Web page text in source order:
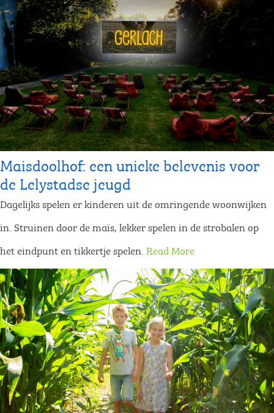
Maisdoolhof: een unieke belevenis voor
de Lelystadse jeugd
Dagelijks spelen er kinderen uit de omringende woonwijken
in. Struinen door de maïs, lekker spelen in de strobalen op
het eindpunt en tikkertje spelen. Read More